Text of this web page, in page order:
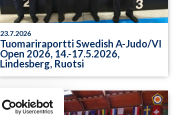
23.7.2026
Tuomariraportti Swedish A-Judo/VI
Open 2026, 14.-17.5.2026,
Lindesberg, Ruotsi